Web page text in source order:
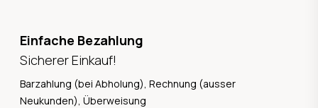
Einfache Bezahlung
Sicherer Einkauf!
Barzahlung (bei Abholung), Rechnung (ausser
Neukunden), Überweisung